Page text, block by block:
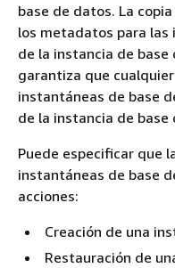
base de datos. La
los metadatos para las
de la instancia de
garantiza que
instantáneas de base
de la instancia de
Puede especificar que
instantáneas de base
acciones:
Creación de una
Restauración de